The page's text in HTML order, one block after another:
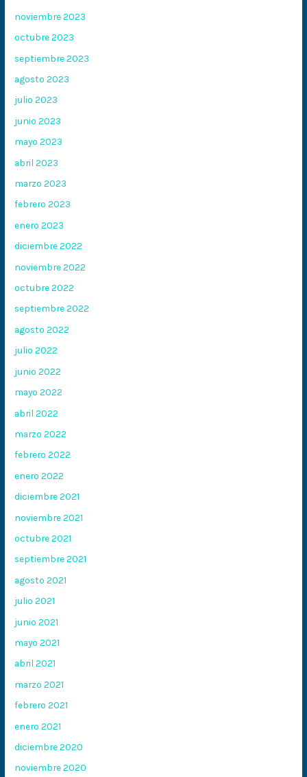
noviembre 2023
octubre 2023
septiembre 2023
agosto 2023
julio 2023
junio 2023
mayo 2023
abril 2023
marzo 2023
febrero 2023
enero 2023
diciembre 2022
noviembre 2022
octubre 2022
septiembre 2022
agosto 2022
julio 2022
junio 2022
mayo 2022
abril 2022
marzo 2022
febrero 2022
enero 2022
diciembre 2021
noviembre 2021
octubre 2021
septiembre 2021
agosto 2021
julio 2021
junio 2021
mayo 2021
abril 2021
marzo 2021
febrero 2021
enero 2021
diciembre 2020
noviembre 2020